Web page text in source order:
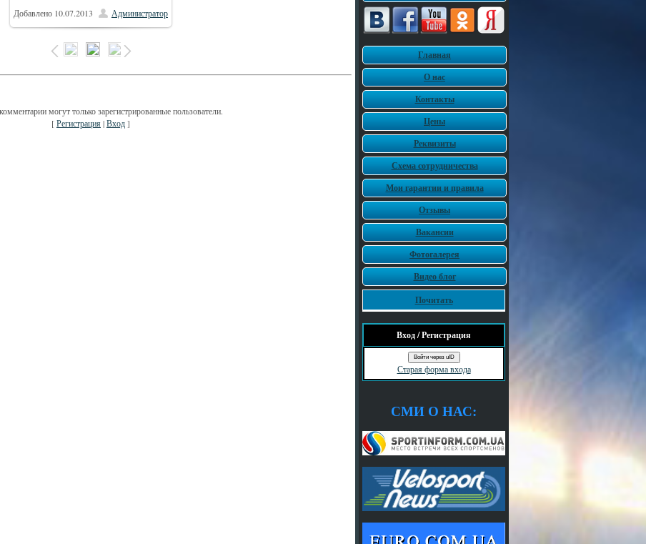
Добавлено 10.07.2013 Администратор
могут только зарегистрированные пользователи.
[Регистрация|Вход]
Главная
О нас
Контакты
Цены
Реквизиты
Схема сотрудничества
Мои гарантии и правила
Отзывы
Вакансии
Фотогалерея
Видео блог
Почитать
Вход / Регистрация
Войти через uID
Старая форма входа
СМИ О НАС: